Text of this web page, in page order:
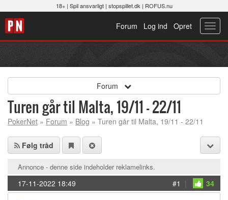
18+ | Spil ansvarligt| stopspillet.dk | ROFUS.nu
Opret
Log ind
Forum
Forum
Turen går til Malta, 19/11 - 22/11
PokerNet » Forum » Blog » Turen går til Malta, 19/11 - 22/11
Følg tråd
Annonce - denne side indeholder reklamelinks.
17-11-2022 18:49 #1 | 34